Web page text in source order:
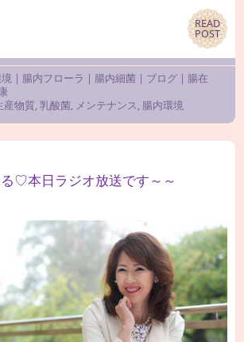
READ
POST
READ
POST
| 腸内フローラ | 腸内細菌| ブログ| 腸在
産物質,乳酸菌, メンテナンス, 腸内環境
♡本日ラジオ放送です～～